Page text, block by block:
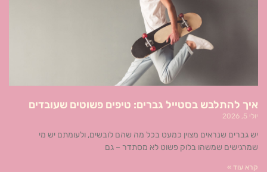
איך להתלבש בסטייל גברים: טיפים פשוטים שעובדים
יולי 5, 2026
יש גברים שנראים מצוין כמעט בכל מה שהם לובשים, ולעומתם יש מי
שמרגישים שמשהו בלוק פשוט לא מסתדר – גם
קרא עוד »